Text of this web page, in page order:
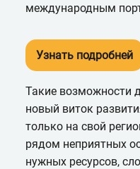
международным
Узнать подробней
Такие возможности
новый виток
только на свой
рядом неприятных
нужных ресурсов,